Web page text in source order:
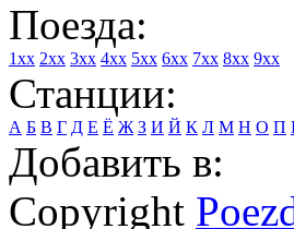
Поезда:
1xx 2xx 3xx 4xx 5xx 6xx 7xx 8xx 9xx
Станции:
А Б В Г Д Е Ё Ж З И Й К Л М Н О П
Добавить в:
Copyright